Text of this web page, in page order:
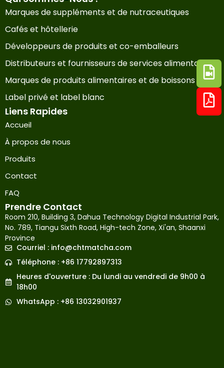
Marques de suppléments et de nutraceutiques
Cafés et hôtellerie
Développeurs de produits et co-emballeurs
Distributeurs et fournisseurs de services alimentaires
Marques de produits alimentaires et de boissons
Label privé et label blanc
Liens Rapides
Accueil
À propos de nous
Produits
Contact
FAQ
Prendre Contact
Room 210, Building 3, Dahua Technology Digital Industrial Park,
No. 789, Tiangu Sixth Road, High-tech Zone, Xi'an, Shaanxi
Province
Courriel : info@chtmatcha.com
Téléphone : +86 17792897313
Heures d'ouverture : Du lundi au vendredi de 9h00 à
18h00
WhatsApp : +86 13032901937
Korean